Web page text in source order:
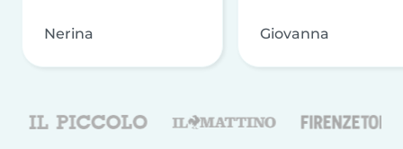
Nerina Giovanna